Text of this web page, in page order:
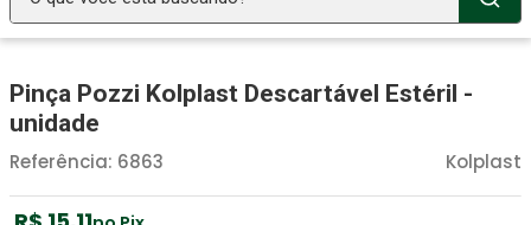
Pinça Pozzi Kolplast Descartável Estéril -
unidade
Kolplast
Referência: 6863
1º Seringa Insulina
2º Fralda Geriatrica
3 º Luva Latex
4º Littmann